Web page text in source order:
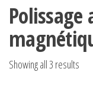
Showing all 3 results